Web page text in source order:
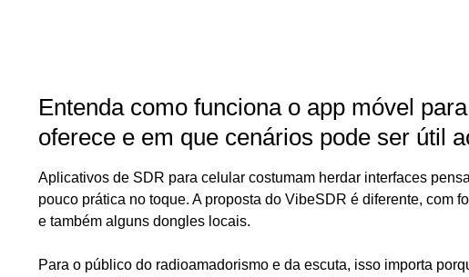
Entenda como funciona o app móvel
oferece e em que cenários pode ser útil
Aplicativos de SDR para celular costumam herdar interfaces
pouco prática no toque. A proposta do VibeSDR é diferente, com
e também alguns dongles locais.
Para o público do radioamadorismo e da escuta, isso importa